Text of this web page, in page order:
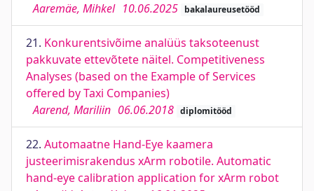
Aaremäe, Mihkel 10.06.2025 bakalaureusetööd
21. Konkurentsivõime analüüs taksoteenust
pakkuvate ettevõtete näitel. Competitiveness
Analyses (based on the Example of Services
offered by Taxi Companies)
Aarend, Mariliin 06.06.2018 diplomitööd
22. Automaatne Hand-Eye kaamera
justeerimisrakendus xArm robotile. Automatic
hand-eye calibration application for xArm robot